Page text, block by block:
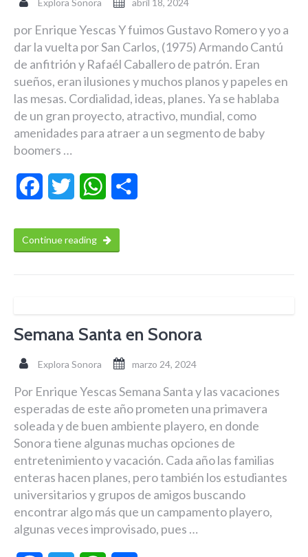
Explora Sonora abril 18, 2024
por Enrique Yescas Y fuimos Gustavo Romero y yo a
dar la vuelta por San Carlos, (1975) Armando Cantú
de anfitrión y Rafaél Caballero de patrón. Eran
sueños, eran ilusiones y muchos planos y papeles en
las mesas. Cordialidad, ideas, planes. Ya se hablaba
de un gran proyecto, atractivo, mundial, como
amenidades para atraer a un segmento de baby
boomers …
FacebookTwitter WhatsApp
Continue reading
Semana Santa en Sonora
Explora Sonora marzo 24, 2024
Por Enrique Yescas Semana Santa y las vacaciones
esperadas de este año prometen una primavera
soleada y de buen ambiente playero, en donde
Sonora tiene algunas muchas opciones de
entretenimiento y vacación. Cada año las familias
enteras hacen planes, pero también los estudiantes
universitarios y grupos de amigos buscando
encontrar algo más que un campamento playero,
algunas veces improvisado, pues …